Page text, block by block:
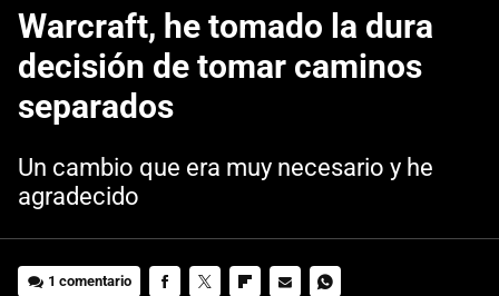
Warcraft, he tomado la dura
decisión de tomar caminos
separados
Un cambio que era muy necesario y he
agradecido
1 comentario